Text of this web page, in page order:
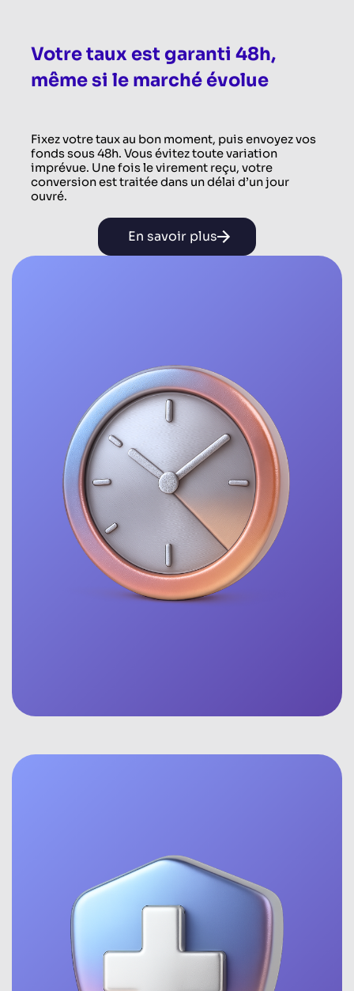
Votre taux est garanti 48h,
même si le marché évolue
Fixez votre taux au bon moment, puis envoyez vos
fonds sous 48h. Vous évitez toute variation
imprévue. Une fois le virement reçu, votre
conversion est traitée dans un délai d’un jour
ouvré.
En savoir plus